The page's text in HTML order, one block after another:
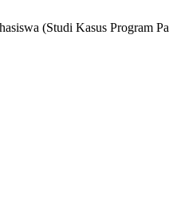
(Studi Kasus Program